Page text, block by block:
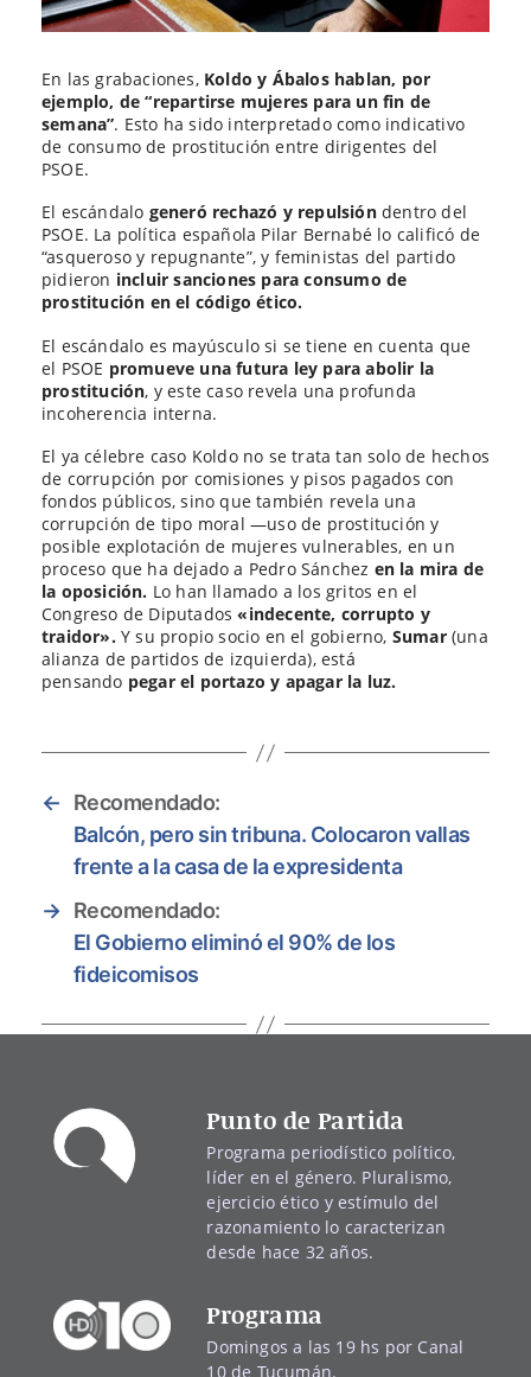
En las grabaciones, Koldo y Ábalos hablan, por
ejemplo, de “repartirse mujeres para un fin de
semana”. Esto ha sido interpretado como indicativo
de consumo de prostitución entre dirigentes del
PSOE.
El escándalo generó rechazó y repulsióndentro del
PSOE. La política española Pilar Bernabé lo calificó de
“asqueroso y repugnante”, y feministas del partido
pidieron incluir sanciones para consumo de
prostitución en el código ético.
El escándalo es mayúsculo si se tiene en cuenta que
el PSOE promueve una futura ley para abolir la
prostitución, y este caso revela una profunda
incoherencia interna.
El ya célebre caso Koldo no se trata tan solo de hechos
de corrupción por comisiones y pisos pagados con
fondos públicos, sino que también revela una
corrupción de tipo moral —uso de prostitución y
posible explotación de mujeres vulnerables, en un
proceso que ha dejado a Pedro Sánchez en la mira de
la oposición. Lo han llamado a los gritos en el
Congreso de Diputados «indecente, corrupto y
traidor».Y su propio socio en el gobierno, Sumar(una
alianza de partidos de izquierda), está
pensando pegar el portazo y apagar la luz.
←
Recomendado:
Balcón, pero sin tribuna. Colocaron vallas
frente a la casa de la expresidenta
→ Recomendado:
El Gobierno eliminó el 90% de los
fideicomisos
Punto de Partida
Programa periodístico político,
líder en el género. Pluralismo,
ejercicio ético y estímulo del
razonamiento lo caracterizan
desde hace 32 años.
Programa
Domingos a las 19 hs por Canal
10 de Tucumán.